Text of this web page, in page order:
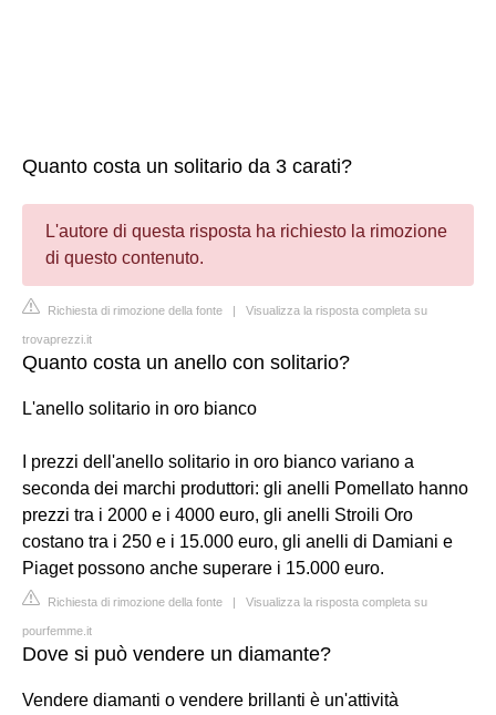
Quanto costa un solitario da 3 carati?
L'autore di questa risposta ha richiesto la rimozione
di questo contenuto.
Richiesta di rimozione della fonte | Visualizza la risposta completa su
trovaprezzi.it
Quanto costa un anello con solitario?
L'anello solitario in oro bianco
I prezzi dell'anello solitario in oro bianco variano a
seconda dei marchi produttori: gli anelli Pomellato hanno
prezzi tra i 2000 e i 4000 euro, gli anelli Stroili Oro
costano tra i 250 e i 15.000 euro, gli anelli di Damiani e
Piaget possono anche superare i 15.000 euro.
Richiesta di rimozione della fonte | Visualizza la risposta completa su
pourfemme.it
Dove si può vendere un diamante?
Vendere diamanti o vendere brillanti è un'attività